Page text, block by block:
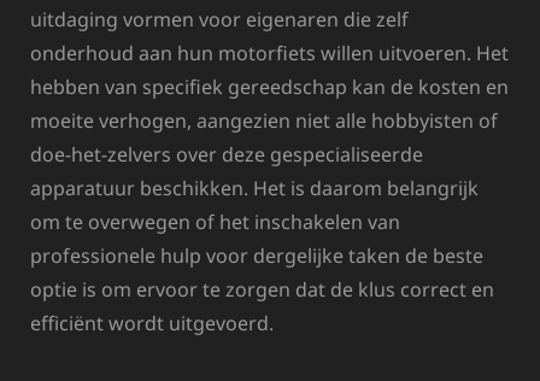
uitdaging vormen voor eigenaren die zelf
onderhoud aan hun motorfiets willen uitvoeren. Het
hebben van specifiek gereedschap kan de kosten en
moeite verhogen, aangezien niet alle hobbyisten of
doe-het-zelvers over deze gespecialiseerde
apparatuur beschikken. Het is daarom belangrijk
om te overwegen of het inschakelen van
professionele hulp voor dergelijke taken de beste
optie is om ervoor te zorgen dat de klus correct en
efficiënt wordt uitgevoerd.